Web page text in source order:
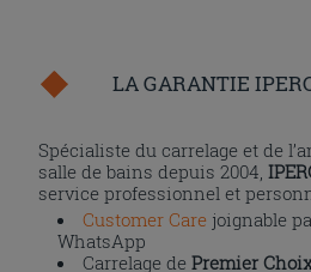
LA GARANTIE
Spécialiste du carrelage et de
salle de bains depuis 2004,
service professionnel et
Customer Care joignable
WhatsApp
Carrelage dePremier